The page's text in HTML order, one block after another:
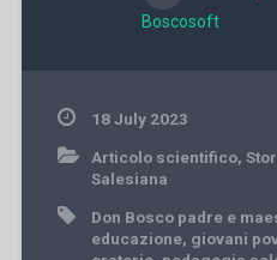
Boscosoft
18 July 2023
Articolo scientifico,
Salesiana
Don Bosco padre e
educazione, giovani